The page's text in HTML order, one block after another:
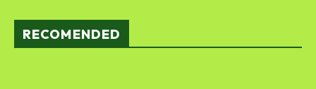
RECOMENDED